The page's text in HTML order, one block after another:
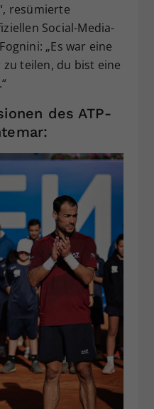
resümierte
Social-Media-
„Es war eine
teilen, du bist eine
des ATP-